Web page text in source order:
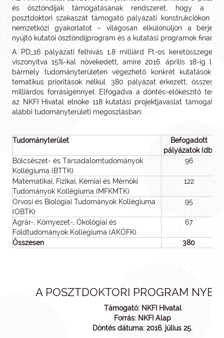
és ösztöndíjak támogatásának rendszerét, hogy a
posztdoktori szakaszát támogató pályázati konstrukciókon
nemzetközi gyakorlatot – világosan elkülönüljön a
nyújtó kutatói ösztöndíjprogram és a kutatási programok
A PD_16 pályázati felhívás 1,8 milliárd Ft-os keretösszege
viszonyítva 15%-kal növekedett, amire 2016. április 18-ig
bármely tudományterületen végezhető konkrét kutatások
tematikus prioritások nélkül. 380 pályázat érkezett,
milliárdos forrásigénnyel. Elfogadva a döntés-előkészítő
az NKFI Hivatal elnöke 118 kutatási projektjavaslat
alábbi tudományterületi megoszlásban:
Tudományterület
Befogadott
pályázatok (db)
Bölcsészet- és Társadalomtudományok
Kollégiuma (BTTK)
96
Matematikai, Fizikai, Kémiai és Mérnöki
Tudományok Kollégiuma (MFKMTK)
122
Orvosi és Biológiai Tudományok Kollégiuma
(OBTK)
95
Agrár-, Környezet-, Ökológiai és
Földtudományok Kollégiuma (AKÖFK)
67
Összesen 380
A POSZTDOKTORI PROGRAM
Támogató: NKFI Hivatal
Forrás: NKFI Alap
Döntés dátuma: 2016. július 25.